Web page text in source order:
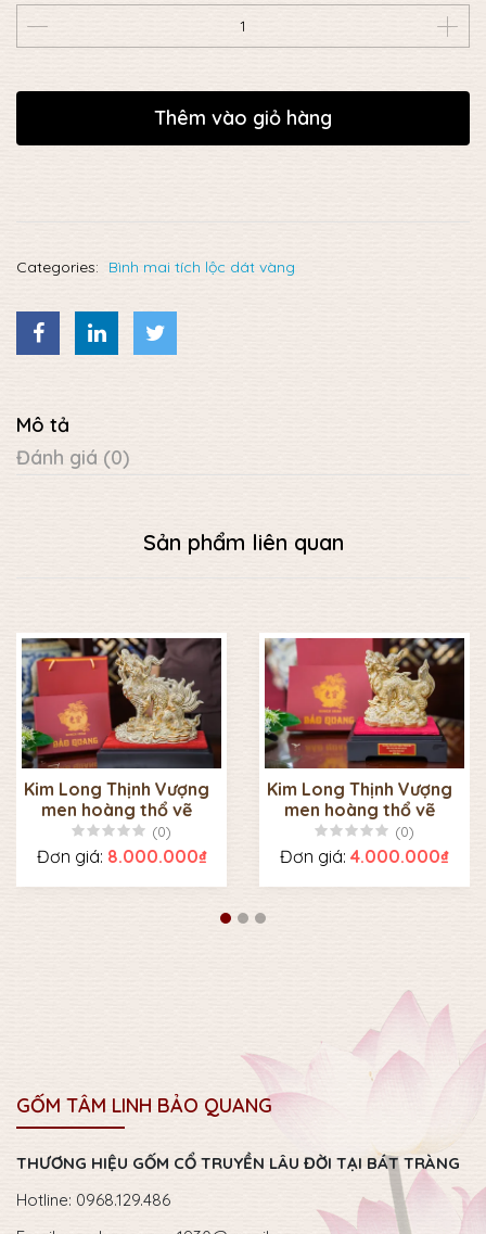
Thêm vào giỏ hàng
Categories: Bình mai tích lộc dát vàng
Mô tả
Đánh giá (0)
Sản phẩm liên quan
Kim Long Thịnh Vượng
men hoàng thổ vẽ
vàng to (0)
Đơn giá: 8.000.000₫
Kim Long Thịnh Vượng
men hoàng thổ vẽ
vàng nhỏ(0)
Đơn giá: 4.000.000₫
GỐM TÂM LINH BẢO QUANG
THƯƠNG HIỆU GỐM CỔ TRUYỀN LÂU ĐỜI TẠI BÁT TRÀNG
Hotline: 0968.129.486